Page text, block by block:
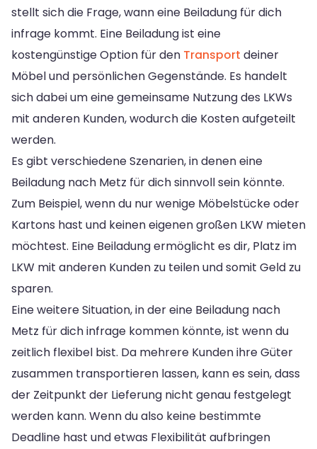
stellt sich die Frage, wann eine Beiladung für dich
infrage kommt. Eine Beiladung ist eine
kostengünstige Option für den Transport deiner
Möbel und persönlichen Gegenstände. Es handelt
sich dabei um eine gemeinsame Nutzung des LKWs
mit anderen Kunden, wodurch die Kosten aufgeteilt
werden.
Es gibt verschiedene Szenarien, in denen eine
Beiladung nach Metz für dich sinnvoll sein könnte.
Zum Beispiel, wenn du nur wenige Möbelstücke oder
Kartons hast und keinen eigenen großen LKW mieten
möchtest. Eine Beiladung ermöglicht es dir, Platz im
LKW mit anderen Kunden zu teilen und somit Geld zu
sparen.
Eine weitere Situation, in der eine Beiladung nach
Metz für dich infrage kommen könnte, ist wenn du
zeitlich flexibel bist. Da mehrere Kunden ihre Güter
zusammen transportieren lassen, kann es sein, dass
der Zeitpunkt der Lieferung nicht genau festgelegt
werden kann. Wenn du also keine bestimmte
Deadline hast und etwas Flexibilität aufbringen